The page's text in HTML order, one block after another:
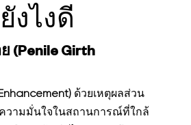
งไงดี
(Penile Girth
ด้วยเหตุผลส่วน
วามมั่นใจในสถานการณ์ที่ใกล้